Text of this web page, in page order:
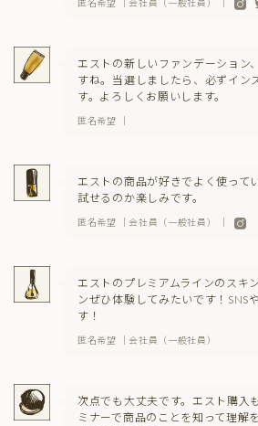
匿名希望 ｜会社員（一般社員） ｜
エストの新しいファンデーション
すね。当選しましたら、必ずイン
す。よろしくお願いします。
匿名希望 ｜
エストの商品が好きでよく使って
試せるのか楽しみです。
匿名希望 ｜会社員（一般社員） ｜
エストのプレミアムラインのスキ
ンぜひ体験してみたいです！SNS
す！
匿名希望 ｜会社員（一般社員）
次点でも大丈夫です。エスト購入
ミナーで商品のことを知って理解